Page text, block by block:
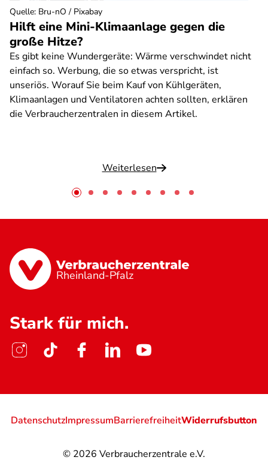
Hilft eine Mini-Klimaanlage gegen die
große Hitze?
Es gibt keine Wundergeräte: Wärme verschwindet nicht
einfach so. Werbung, die so etwas verspricht, ist
unseriös. Worauf Sie beim Kauf von Kühlgeräten,
Klimaanlagen und Ventilatoren achten sollten, erklären
die Verbraucherzentralen in diesem Artikel.
Weiterlesen
Quelle: Bru-nO / Pixabay
Rheinland-Pfalz
Stark für mich.
© 2026 Verbraucherzentrale e.V.
DatenschutzImpressumBarrierefreiheitWiderrufsbutton